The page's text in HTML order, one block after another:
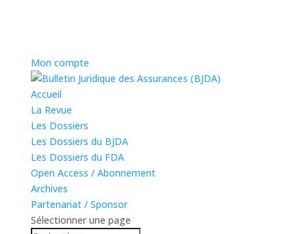
Mon compte
Accueil
La Revue
Les Dossiers
Les Dossiers du BJDA
Les Dossiers du FDA
Open Access / Abonnement
Archives
Partenariat / Sponsor
Sélectionner une page